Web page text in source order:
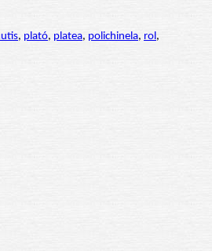
, plató, platea, polichinela, rol,